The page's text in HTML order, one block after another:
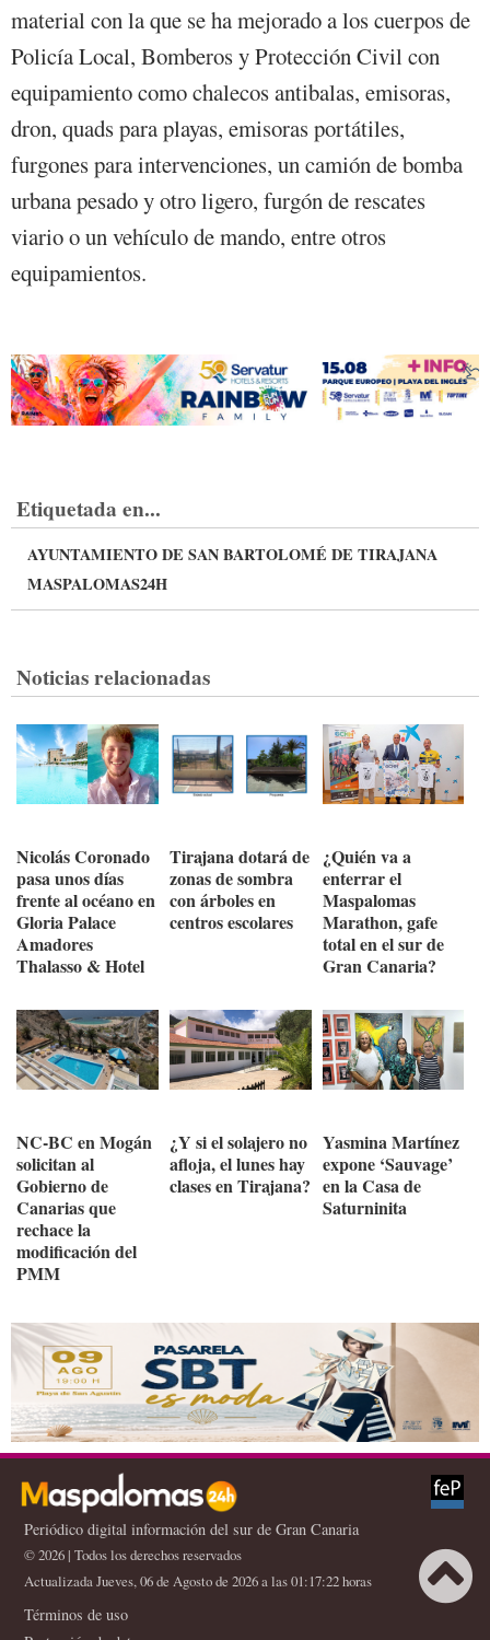
material con la que se ha mejorado a los cuerpos de
Policía Local, Bomberos y Protección Civil con
equipamiento como chalecos antibalas, emisoras,
dron, quads para playas, emisoras portátiles,
furgones para intervenciones, un camión de bomba
urbana pesado y otro ligero, furgón de rescates
viario o un vehículo de mando, entre otros
equipamientos.
Etiquetada en...
AYUNTAMIENTO DE SAN BARTOLOMÉ DE TIRAJANA
MASPALOMAS24H
Noticias relacionadas
Nicolás Coronado
pasa unos días
frente al océano en
Gloria Palace
Amadores
Thalasso & Hotel
Tirajana dotará de
zonas de sombra
con árboles en
centros escolares
¿Quién va a
enterrar el
Maspalomas
Marathon, gafe
total en el sur de
Gran Canaria?
NC-BC en Mogán
solicitan al
Gobierno de
Canarias que
rechace la
modificación del
PMM
¿Y si el solajero no
afloja, el lunes hay
clases en Tirajana?
Yasmina Martínez
expone ‘Sauvage’
en la Casa de
Saturninita
Periódico digital información del sur de Gran Canaria
© 2026 | Todos los derechos reservados
Actualizada Jueves, 06 de Agosto de 2026 a las 01:17:22 horas
Términos de uso